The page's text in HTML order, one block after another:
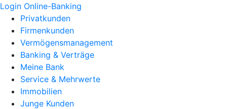
Login Online-Banking
Privatkunden
Firmenkunden
Vermögensmanagement
Banking & Verträge
Meine Bank
Service & Mehrwerte
Immobilien
Junge Kunden